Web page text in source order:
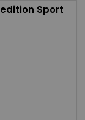
Sport